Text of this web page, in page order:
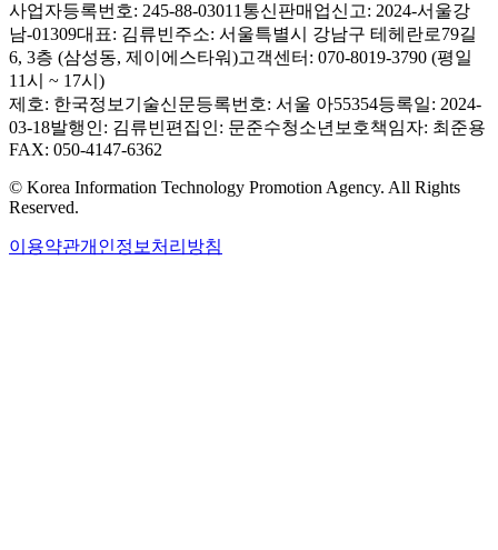
사업자등록번호: 245-88-03011 통신판매업신고: 2024-서울강
남-01309대표: 김류빈주소: 서울특별시 강남구 테헤란로79길
6, 3층 (삼성동, 제이에스타워)고객센터: 070-8019-3790 (평일
11시 ~ 17시)
제호: 한국정보기술신문등록번호: 서울 아55354등록일: 2024-
03-18발행인: 김류빈편집인: 문준수청소년보호책임자: 최준용
FAX: 050-4147-6362
© Korea Information Technology Promotion Agency. All Rights
Reserved.
이용약관개인정보처리방침